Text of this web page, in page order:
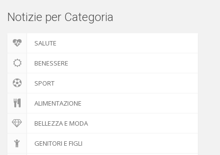
IL PROGETTO
Notizie per Categoria
SALUTE
BENESSERE
SPORT
ALIMENTAZIONE
BELLEZZA E MODA
GENITORI E FIGLI